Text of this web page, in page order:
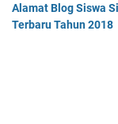
Alamat Blog Siswa
Terbaru Tahun 2018